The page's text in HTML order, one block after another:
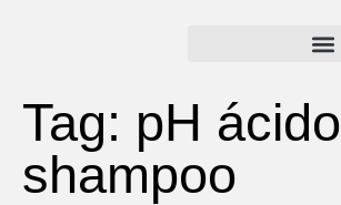
Tag: pH ácido
shampoo